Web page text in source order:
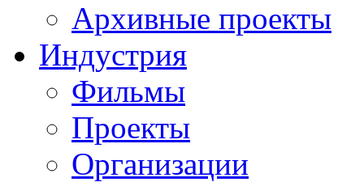
Архивные проекты
Индустрия
Фильмы
Проекты
Организации